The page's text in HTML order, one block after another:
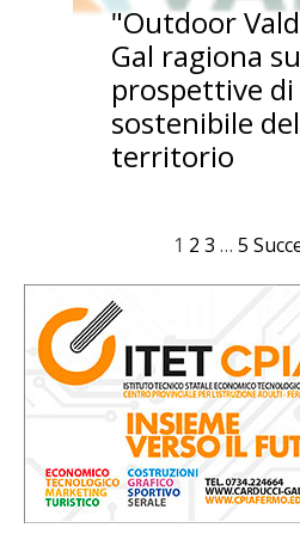
"Outdoor
Gal ragiona
prospettive
sostenibile del
territorio
1 2 3 … 5